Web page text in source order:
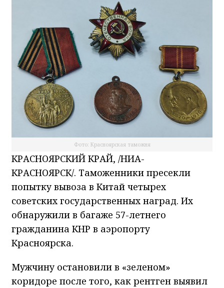
Фото: Красноярская таможня
КРАСНОЯРСКИЙ КРАЙ, /НИА-
КРАСНОЯРСК/. Таможенники пресекли
попытку вывоза в Китай четырех
советских государственных наград. Их
обнаружили в багаже 57-летнего
гражданина КНР в аэропорту
Красноярска.
Мужчину остановили в «зеленом»
коридоре после того, как рентген выявил